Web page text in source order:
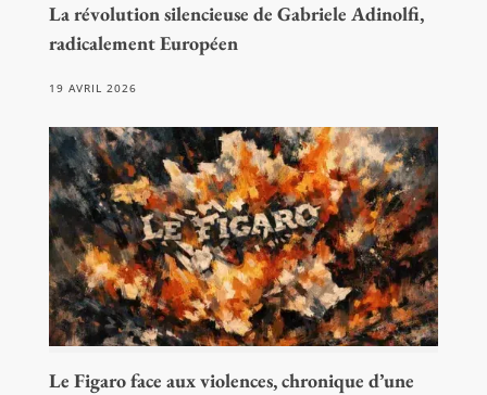
La révolution silencieuse de Gabriele Adinolfi,
radicalement Européen
19 AVRIL 2026
Le Figaro face aux violences, chronique d’une